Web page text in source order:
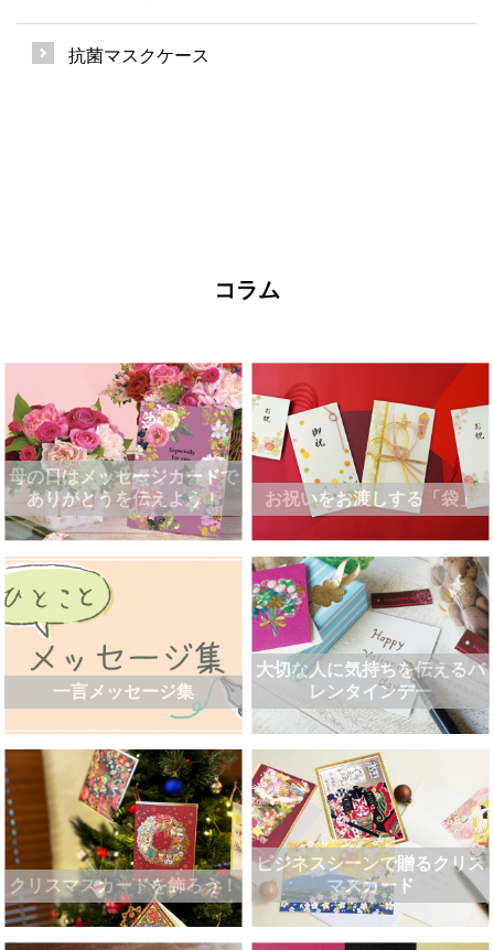
抗菌マスクケース
コラム
母の日はメッセージカードで
ありがとうを伝えよう！
お祝いをお渡しする「袋」
一言メッセージ集
大切な人に気持ちを伝えるバ
レンタインデー
クリスマスカードを飾ろう！
ビジネスシーンで贈るクリス
マスカード